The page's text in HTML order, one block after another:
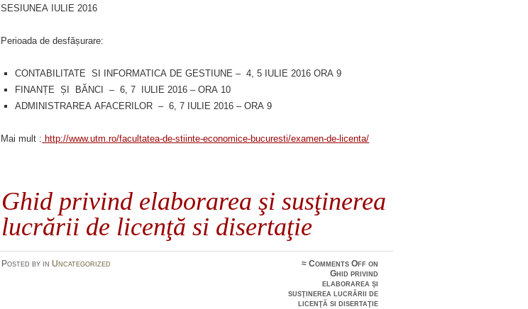
SESIUNEA IULIE 2016
Perioada de desfășurare:
CONTABILITATE SI INFORMATICA DE GESTIUNE – 4, 5 IULIE 2016 ORA 9
FINANȚE ȘI BĂNCI – 6, 7 IULIE 2016 – ORA 10
ADMINISTRAREA AFACERILOR – 6, 7 IULIE 2016 – ORA 9
Mai mult : http://www.utm.ro/facultatea-de-stiinte-economice-bucuresti/examen-de-licenta/
Ghid privind elaborarea şi susţinerea
lucrării de licenţă si disertaţie
Posted by in Uncategorized ≈Comments Off on
Ghid privind
elaborarea şi
susţinerea lucrării de
licenţă si disertaţie